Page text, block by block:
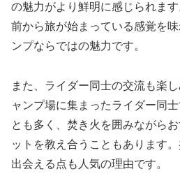
の魅力がより鮮明に感じられま
前から旅が始まっている感覚を
ンプならではの魅力です。
また、ライダー同士の交流も楽
ャンプ場に集まったライダー同
とも多く、焚き火を囲みながら
ットを教え合うこともあります
出会える点も人気の理由です。